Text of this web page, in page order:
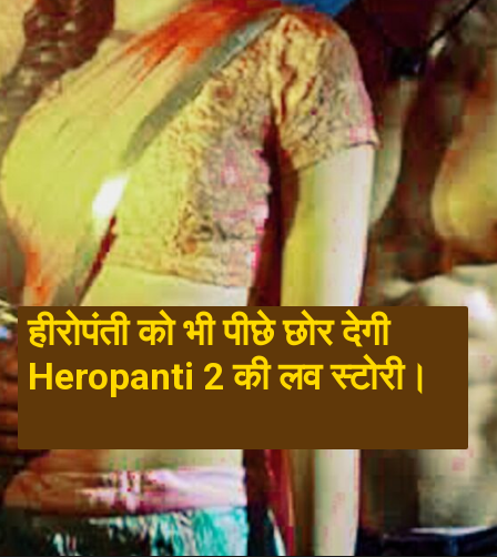
हीरोपंती को भी पीछे छोर देगी
Heropanti 2 की लव स्टोरी।